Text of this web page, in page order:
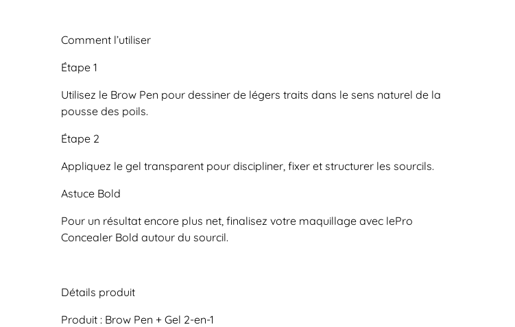
Comment l’utiliser
Étape 1
Utilisez le Brow Pen pour dessiner de légers traits dans le sens naturel de la
pousse des poils.
Étape 2
Appliquez le gel transparent pour discipliner, fixer et structurer les sourcils.
Astuce Bold
Pour un résultat encore plus net, finalisez votre maquillage avec lePro
Concealer Bold autour du sourcil.
Détails produit
Produit : Brow Pen + Gel 2-en-1